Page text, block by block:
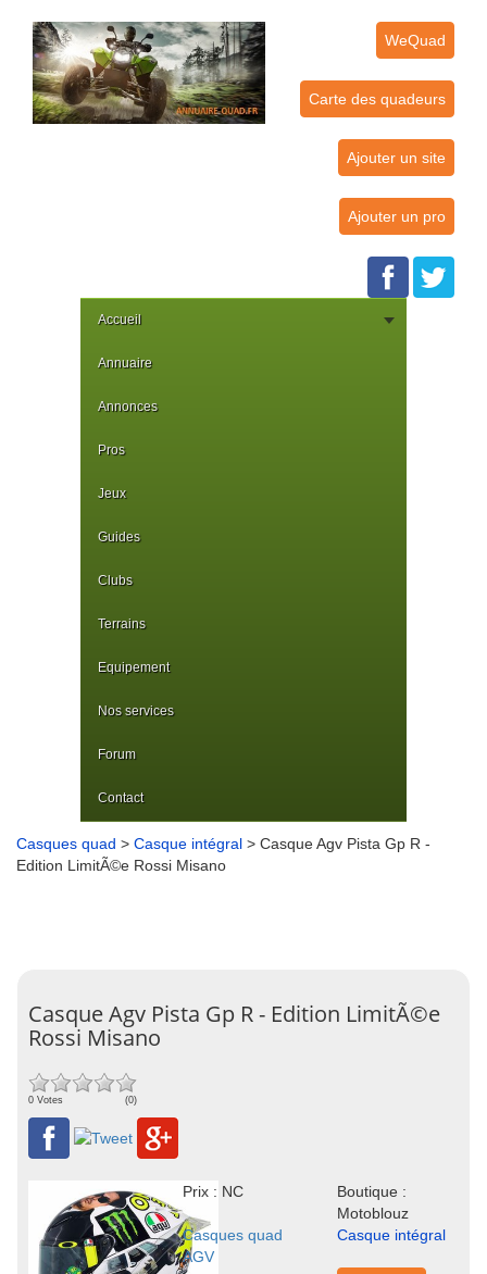
WeQuad
Carte des quadeurs
Ajouter un site
Ajouter un pro
Accueil
Annuaire
Annonces
Pros
Jeux
Guides
Clubs
Terrains
Equipement
Nos services
Forum
Contact
Casques quad > Casque intégral > Casque Agv Pista Gp R -
Edition LimitÃ©e Rossi Misano
Casque Agv Pista Gp R - Edition LimitÃ©e
Rossi Misano
0 Votes (0)
Prix : NC
Boutique :
Motoblouz
Casques quad
AGV
Casque intégral